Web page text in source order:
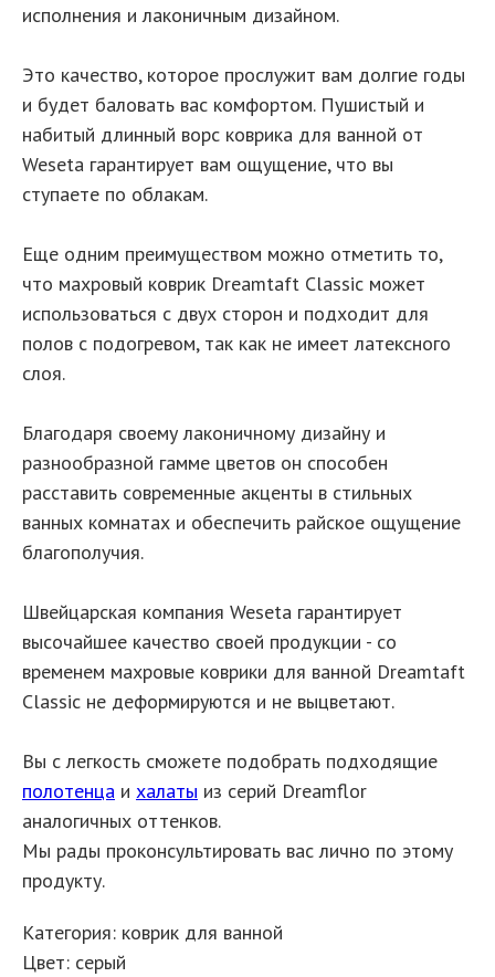
исполнения и лаконичным дизайном.
Это качество, которое прослужит вам долгие годы
и будет баловать вас комфортом. Пушистый и
набитый длинный ворс коврика для ванной от
Weseta гарантирует вам ощущение, что вы
ступаете по облакам.
Еще одним преимуществом можно отметить то,
что махровый коврик Dreamtaft Classic может
использоваться с двух сторон и подходит для
полов с подогревом, так как не имеет латексного
слоя.
Благодаря своему лаконичному дизайну и
разнообразной гамме цветов он способен
расставить современные акценты в стильных
ванных комнатах и обеспечить райское ощущение
благополучия.
Швейцарская компания Weseta гарантирует
высочайшее качество своей продукции - со
временем махровые коврики для ванной Dreamtaft
Classic не деформируются и не выцветают.
Вы с легкость сможете подобрать подходящие
полотенца и халаты из серий Dreamflor
аналогичных оттенков.
Мы рады проконсультировать вас лично по этому
продукту.
Категория: коврик для ванной
Цвет: серый